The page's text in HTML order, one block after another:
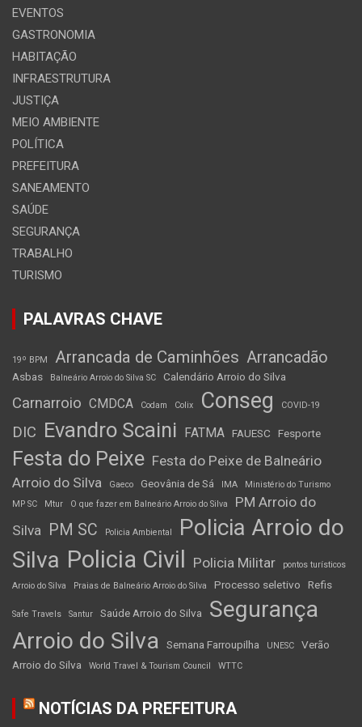
EVENTOS
GASTRONOMIA
HABITAÇÃO
INFRAESTRUTURA
JUSTIÇA
MEIO AMBIENTE
POLÍTICA
PREFEITURA
SANEAMENTO
SAÚDE
SEGURANÇA
TRABALHO
TURISMO
PALAVRAS CHAVE
19º BPM Arrancada de Caminhões Arrancadão
Asbas Balneário Arroio do Silva SC Calendário Arroio do Silva
Carnarroio CMDCA Codam Colix Conseg COVID-19
DIC Evandro Scaini FATMA FAUESC Fesporte
Festa do Peixe Festa do Peixe de Balneário
Arroio do Silva
Gaeco Geovânia de Sá IMA
Ministério do Turismo
MP SC
Mtur O que fazer em Balneário Arroio do Silva
PM Arroio do
Silva PM SC Policia Ambiental
Policia Arroio do
Silva Policia Civil Policia Militar
pontos turísticos
Arroio do Silva
Praias de Balneário Arroio do Silva Processo seletivo Refis
Safe Travels Santur Saúde Arroio do Silva
Segurança
Arroio do Silva
Semana Farroupilha UNESC
Verão
Arroio do Silva
World Travel & Tourism Council WTTC
NOTÍCIAS DA PREFEITURA